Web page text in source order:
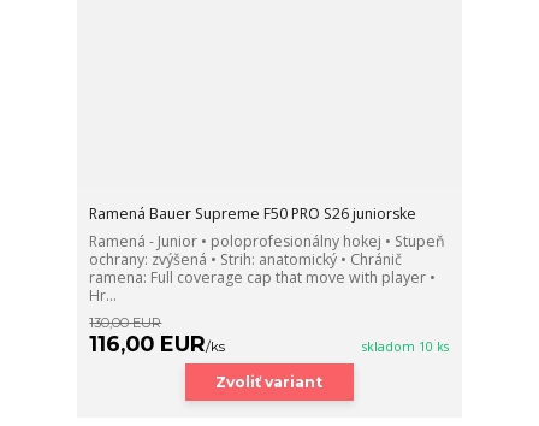
Ramená Bauer Supreme F50 PRO S26 juniorske
Ramená - Junior • poloprofesionálny hokej • Stupeň
ochrany: zvýšená • Strih: anatomický • Chránič
ramena: Full coverage cap that move with player •
Hr...
130,00 EUR
116,00 EUR/ks skladom 10 ks
Zvoliť variant